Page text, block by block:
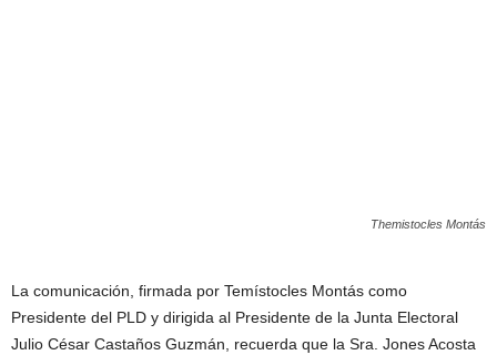
Themistocles Montás
La comunicación, firmada por Temístocles Montás como
Presidente del PLD y dirigida al Presidente de la Junta Electoral
Julio César Castaños Guzmán, recuerda que la Sra. Jones Acosta